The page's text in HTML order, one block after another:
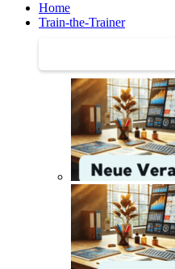
Home
Train-the-Trainer